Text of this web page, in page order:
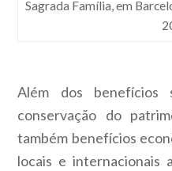
Sagrada Família, em
Além dos benefícios
conservação do
também benefícios
locais e internacionais